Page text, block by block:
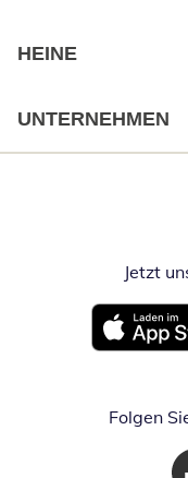
HEINE
UNTERNEHMEN
Jetzt
Öffnet in
Folgen